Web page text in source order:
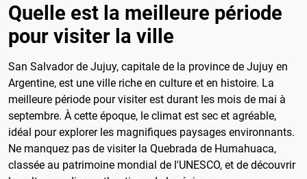
Quelle est la meilleure période
pour visiter la ville
San Salvador de Jujuy, capitale de la province de Jujuy en
Argentine, est une ville riche en culture et en histoire. La
meilleure période pour visiter est durant les mois de mai à
septembre. À cette époque, le climat est sec et agréable,
idéal pour explorer les magnifiques paysages environnants.
Ne manquez pas de visiter la Quebrada de Humahuaca,
classée au patrimoine mondial de l'UNESCO, et de découvrir